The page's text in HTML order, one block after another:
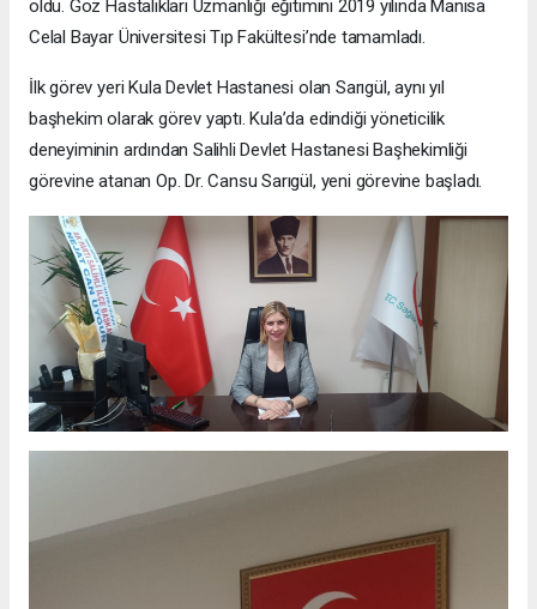
oldu. Göz Hastalıkları Uzmanlığı eğitimini 2019 yılında Manisa
Celal Bayar Üniversitesi Tıp Fakültesi’nde tamamladı.
İlk görev yeri Kula Devlet Hastanesi olan Sarıgül, aynı yıl
başhekim olarak görev yaptı. Kula’da edindiği yöneticilik
deneyiminin ardından Salihli Devlet Hastanesi Başhekimliği
görevine atanan Op. Dr. Cansu Sarıgül, yeni görevine başladı.